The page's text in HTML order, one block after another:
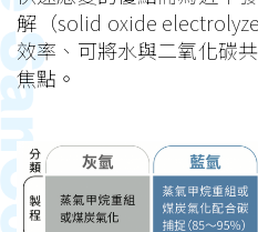
解（solid oxide
效率、可將水與二氧化碳
焦點。